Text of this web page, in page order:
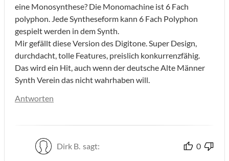
eine Monosynthese? Die Monomachine ist 6 Fach
polyphon. Jede Syntheseform kann 6 Fach Polyphon
gespielt werden in dem Synth.
Mir gefällt diese Version des Digitone. Super Design,
durchdacht, tolle Features, preislich konkurrenzfähig.
Das wird ein Hit, auch wenn der deutsche Alte Männer
Synth Verein das nicht wahrhaben will.
Antworten
Dirk B. sagt: 0